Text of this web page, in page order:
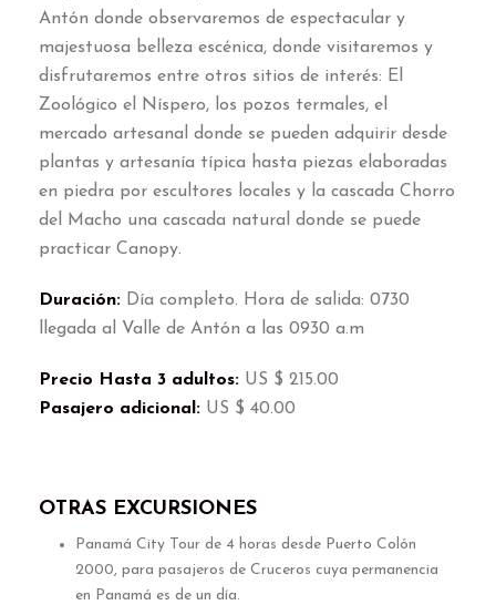
Antón donde observaremos de espectacular y
majestuosa belleza escénica, donde visitaremos y
disfrutaremos entre otros sitios de interés: El
Zoológico el Níspero, los pozos termales, el
mercado artesanal donde se pueden adquirir desde
plantas y artesanía típica hasta piezas elaboradas
en piedra por escultores locales y la cascada Chorro
del Macho una cascada natural donde se puede
practicar Canopy.
Duración: Día completo. Hora de salida: 0730
llegada al Valle de Antón a las 0930 a.m
Precio Hasta 3 adultos: US $ 215.00
Pasajero adicional : US $ 40.00
OTRAS EXCURSIONES
Panamá City Tour de4 horas desde Puerto Colón
2000, para pasajeros de Cruceros cuya permanencia
en Panamá es de un día.